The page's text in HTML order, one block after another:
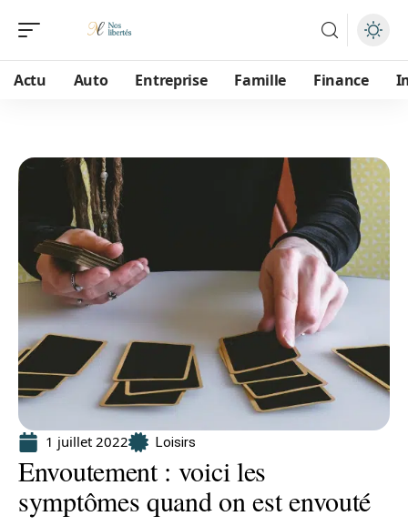
Actu Auto Entreprise Famille Finance
1 juillet 2022 Loisirs
Envoutement : voici les
symptômes quand on est envouté